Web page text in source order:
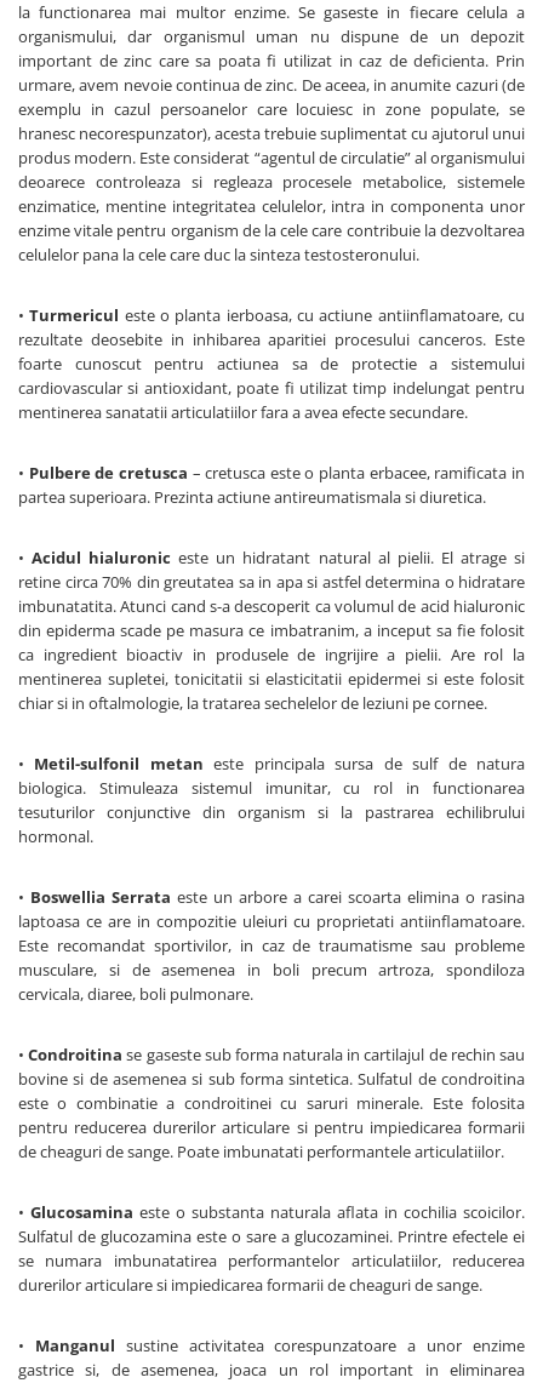
la functionarea mai multor enzime. Se gaseste in fiecare celula a
organismului, dar organismul uman nu dispune de un depozit
important de zinc care sa poata fi utilizat in caz de deficienta. Prin
urmare, avem nevoie continua de zinc. De aceea, in anumite cazuri (de
exemplu in cazul persoanelor care locuiesc in zone populate, se
hranesc necorespunzator), acesta trebuie suplimentat cu ajutorul unui
produs modern. Este considerat “agentul de circulatie” al organismului
deoarece controleaza si regleaza procesele metabolice, sistemele
enzimatice, mentine integritatea celulelor, intra in componenta unor
enzime vitale pentru organism de la cele care contribuie la dezvoltarea
celulelor pana la cele care duc la sinteza testosteronului.
•Turmericul este o planta ierboasa, cu actiune antiinflamatoare, cu
rezultate deosebite in inhibarea aparitiei procesului canceros. Este
foarte cunoscut pentru actiunea sa de protectie a sistemului
cardiovascular si antioxidant, poate fi utilizat timp indelungat pentru
mentinerea sanatatii articulatiilor fara a avea efecte secundare.
• Pulbere de cretusca – cretusca este o planta erbacee, ramificata in
partea superioara. Prezinta actiune antireumatismala si diuretica.
•Acidul hialuroniceste un hidratant natural al pielii. El atrage si
retine circa 70% din greutatea sa in apa si astfel determina o hidratare
imbunatatita. Atunci cand s-a descoperit ca volumul de acid hialuronic
din epiderma scade pe masura ce imbatranim, a inceput sa fie folosit
ca ingredient bioactiv in produsele de ingrijire a pielii. Are rol la
mentinerea supletei, tonicitatii si elasticitatii epidermei si este folosit
chiar si in oftalmologie, la tratarea sechelelor de leziuni pe cornee.
• Metil-sulfonil metaneste principala sursa de sulf de natura
biologica. Stimuleaza sistemul imunitar, cu rol in functionarea
tesuturilor conjunctive din organism si la pastrarea echilibrului
hormonal.
• Boswellia Serrata este un arbore a carei scoarta elimina o rasina
laptoasa ce are in compozitie uleiuri cu proprietati antiinflamatoare.
Este recomandat sportivilor, in caz de traumatisme sau probleme
musculare, si de asemenea in boli precum artroza, spondiloza
cervicala, diaree, boli pulmonare.
•Condroitinase gaseste sub forma naturala in cartilajul de rechin sau
bovine si de asemenea si sub forma sintetica. Sulfatul de condroitina
este o combinatie a condroitinei cu saruri minerale. Este folosita
pentru reducerea durerilor articulare si pentru impiedicarea formarii
de cheaguri de sange. Poate imbunatati performantele articulatiilor.
• Glucosamina este o substanta naturala aflata in cochilia scoicilor.
Sulfatul de glucozamina este o sare a glucozaminei. Printre efectele ei
se numara imbunatatirea performantelor articulatiilor, reducerea
durerilor articulare si impiedicarea formarii de cheaguri de sange.
• Manganul sustine activitatea corespunzatoare a unor enzime
gastrice si, de asemenea, joaca un rol important in eliminarea